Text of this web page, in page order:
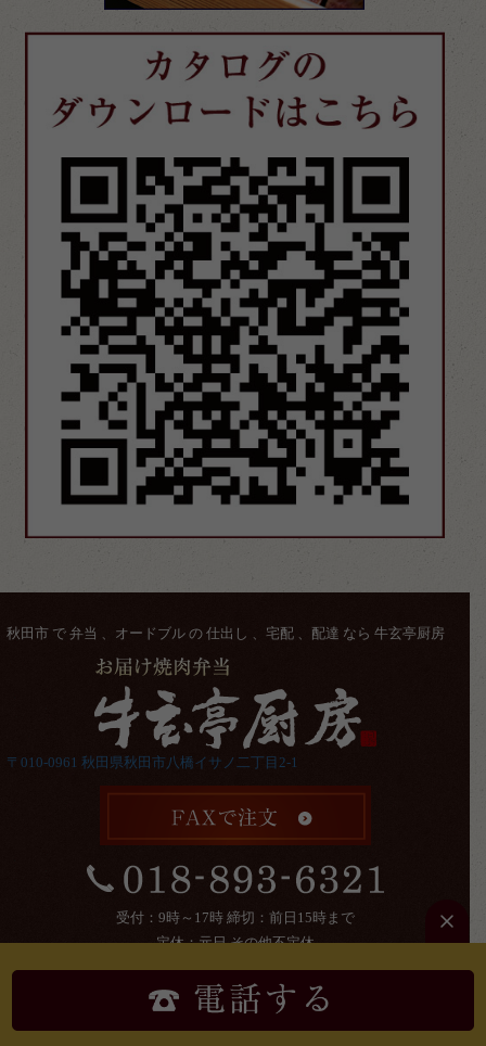
秋田市 で 弁当 、オードブル の 仕出し 、宅配 、配達 なら 牛玄亭厨房
〒010-0961 秋田県秋田市八橋イサノ二丁目2-1
受付：9時～17時 締切：前日15時まで
定休：元日 その他不定休
ケータリングやその他のご予約により
早く店を閉める場合があります。
Copyright © 牛玄亭厨房 All Rights Reserved.